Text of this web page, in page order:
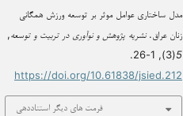
مدل ساختاری عوامل موثر بر توسعه ورزش همگانی
زنان عراق.نشریه پژوهش و نوآوری در تربیت و توسعه,
5
(3), 1-26.
https://doi.org/10.61838/jsied.212
فرمت های دیگر استناددهی